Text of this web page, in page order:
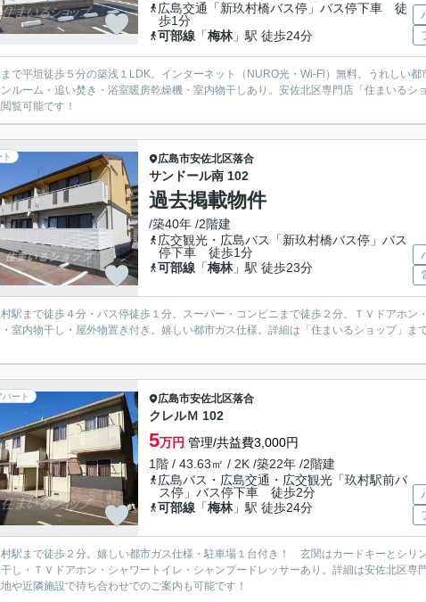
広島交通「新玖村橋バス停」バス停下車 徒
歩1分
可部線 「梅林」駅 徒歩24分
まで平坦徒歩５分の築浅１LDK。インターネット（NURO光・Wi-Fi）無料。うれしい
ルーム・追い焚き・浴室暖房乾燥機・室内物干しあり。安佐北区専門店「住まいる
覧可能です！
ト 広島市安佐北区落合
サンドール南 102
過去掲載物件
/築40年 /2階建
広交観光・広島バス「新玖村橋バス停」バス
停下車 徒歩1分
可部線 「梅林」駅 徒歩23分
村駅まで徒歩４分・バス停徒歩１分。スーパー・コンビニまで徒歩２分。ＴＶドアホ
室内物干し・屋外物置き付き。嬉しい都市ガス仕様。詳細は「住まいるショップ」
パート 広島市安佐北区落合
クレルＭ 102
5万円 管理/共益費3,000円
1階 / 43.63㎡ / 2K /築22年 /2階建
広島バス・広島交通・広交観光「玖村駅前バ
ス停」バス停下車 徒歩2分
可部線 「梅林」駅 徒歩24分
村駅まで徒歩２分。嬉しい都市ガス仕様・駐車場１台付き！ 玄関はカードキーとシリ
し・ＴＶドアホン・シャワートイレ・シャンプードレッサーあり。詳細は安佐北区
や近隣施設で待ち合わせでのご案内も可能です！